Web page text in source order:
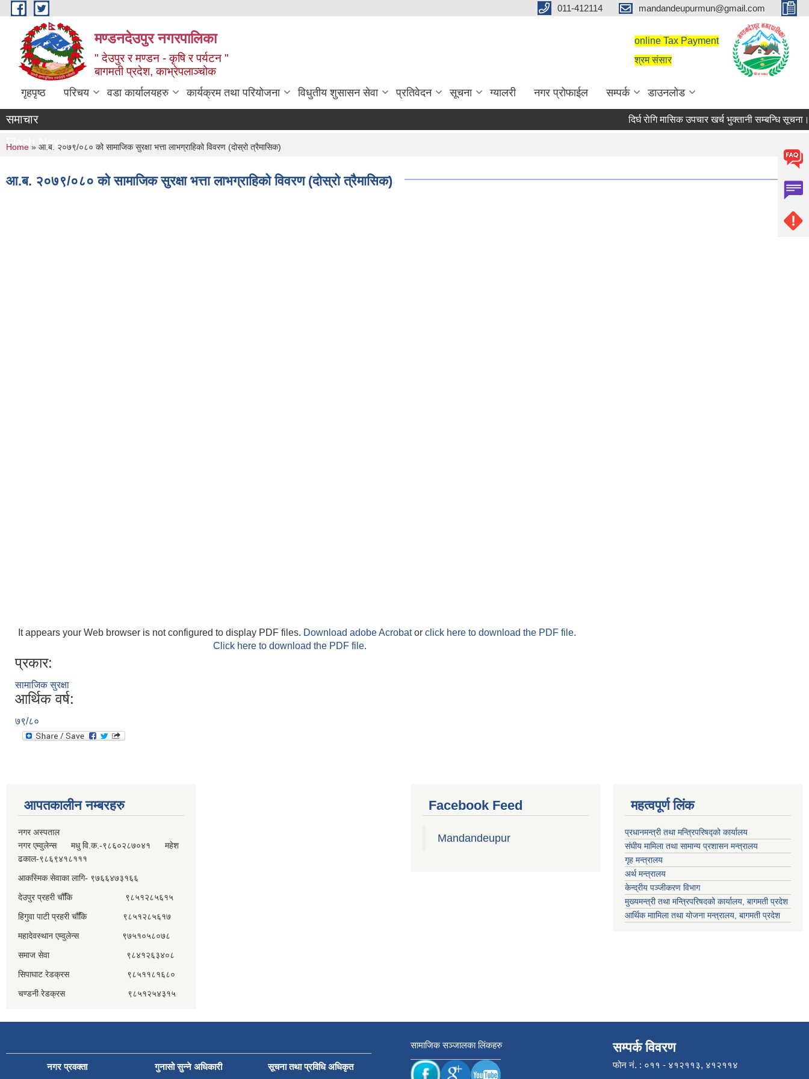
Skip to main content 011-412114 mandandeupurmun@gmail.com
मण्डनदेउपुर नगरपालिका
" देउपुर र मण्डन - कृषि र पर्यटन "
बागमती प्रदेश, काभ्रेपलाञ्चोक
online Tax Payment
श्रम संसार
गृहपृष्ठ परिचय वडा कार्यालयहरु कार्यक्रम तथा परियोजना विधुतीय शुसासन सेवा प्रतिवेदन सूचना ग्यालरी नगर प्रोफाईल सम्पर्क डाउनलोड
समाचार दिर्घ रोगि मासिक उपचार खर्च भुक्तानी सम्बन्धि सूचना।
Flash News
You are here
Home » आ.ब. २०७९/०८० को सामाजिक सुरक्षा भत्ता लाभग्राहिको विवरण (दोस्रो त्रैमासिक)
आ.ब. २०७९/०८० को सामाजिक सुरक्षा भत्ता लाभग्राहिको विवरण (दोस्रो त्रैमासिक)
It appears your Web browser is not configured to display PDF files. Download adobe Acrobator click here to download the PDF file.
Click here to download the PDF file.
प्रकार:
सामाजिक सुरक्षा
आर्थिक वर्ष:
७९/८०
आपतकालीन नम्बरहरु
नगर अस्पताल
नगर एम्वुलेन्स मधु वि.क.-९८६०२८७०४१ महेश
ढकाल-९८६९४१८१११
आकस्मिक सेवाका लागि- ९७६६४७३१६६
देउपुर प्रहरी चौँकि ९८५१२८५६१५
हिगुवा पाटी प्रहरी चौँकि ९८५१२८५६१७
महादेवस्थान एम्वुलेन्स ९७५१०५८०७८
समाज सेवा ९८४१२६३४०८
सिपाघाट रेडक्रस ९८५११८१६८०
चण्डनी रेडक्रस ९८५१२५४३१५
Facebook Feed
Mandandeupur
महत्वपूर्ण लिंक
प्रधानमन्त्री तथा मन्त्रिपरिषद्को कार्यालय
संघीय मामिला तथा सामान्य प्रशासन मन्त्रालय
गृह मन्त्रालय
अर्थ मन्त्रालय
केन्द्रीय पञ्जीकरण विभाग
मुख्यमन्त्री तथा मन्त्रिपरिषदको कार्यालय, बागमती प्रदेश
आर्थिक माामिला तथा योजना मन्त्रालय, बागमती प्रदेश
नगर प्रवक्ता गुनासो सुन्ने अधिकारी सूचना तथा प्रविधि अधिकृत
सामाजिक सञ्जालका लिंकहरु सम्पर्क विवरण
फोन नं. : ०११ - ४१२११३, ४१२११४